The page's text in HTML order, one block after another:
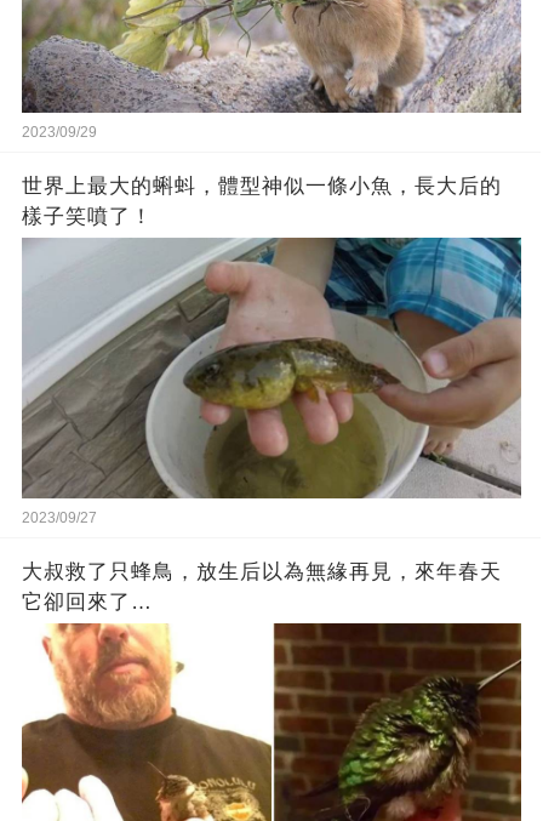
2023/09/29
世界上最大的蝌蚪，體型神似一條小魚，長大后的
樣子笑噴了！
2023/09/27
大叔救了只蜂鳥，放生后以為無緣再見，來年春天
它卻回來了…